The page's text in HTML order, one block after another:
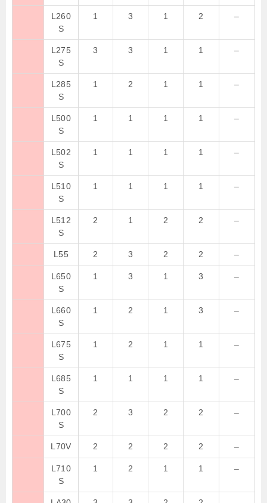
L260
S
1 3 1 2 –
L275
S
3 3 1 1 –
L285
S
1 2 1 1 –
L500
S
1 1 1 1 –
L502
S
1 1 1 1 –
L510
S
1 1 1 1 –
L512
S
2 1 2 2 –
L55 2 3 2 2 –
L650
S
1 3 1 3 –
L660
S
1 2 1 3 –
L675
S
1 2 1 1 –
L685
S
1 1 1 1 –
L700
S
2 3 2 2 –
L70V 2 2 2 2 –
L710
S
1 2 1 1 –